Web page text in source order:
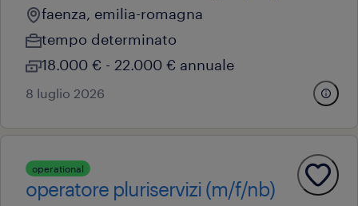
faenza, emilia-romagna
tempo determinato
18.000 € - 22.000 € annuale
8 luglio 2026
operational
operatore pluriservizi (m/f/nb)